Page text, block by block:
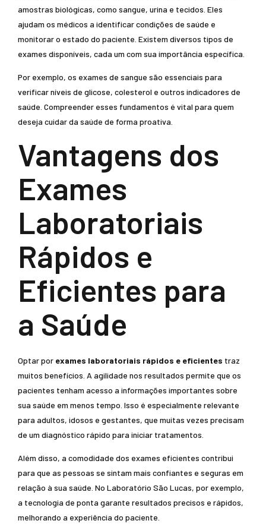
amostras biológicas, como sangue, urina e tecidos. Eles
ajudam os médicos a identificar condições de saúde e
monitorar o estado do paciente. Existem diversos tipos de
exames disponíveis, cada um com sua importância específica.
Por exemplo, os exames de sangue são essenciais para
verificar níveis de glicose, colesterol e outros indicadores de
saúde. Compreender esses fundamentos é vital para quem
deseja cuidar da saúde de forma proativa.
Vantagens dos
Exames
Laboratoriais
Rápidos e
Eficientes para
a Saúde
Optar por exames laboratoriais rápidos e eficientes traz
muitos benefícios. A agilidade nos resultados permite que os
pacientes tenham acesso a informações importantes sobre
sua saúde em menos tempo. Isso é especialmente relevante
para adultos, idosos e gestantes, que muitas vezes precisam
de um diagnóstico rápido para iniciar tratamentos.
Além disso, a comodidade dos exames eficientes contribui
para que as pessoas se sintam mais confiantes e seguras em
relação à sua saúde. No Laboratório São Lucas, por exemplo,
a tecnologia de ponta garante resultados precisos e rápidos,
melhorando a experiência do paciente.